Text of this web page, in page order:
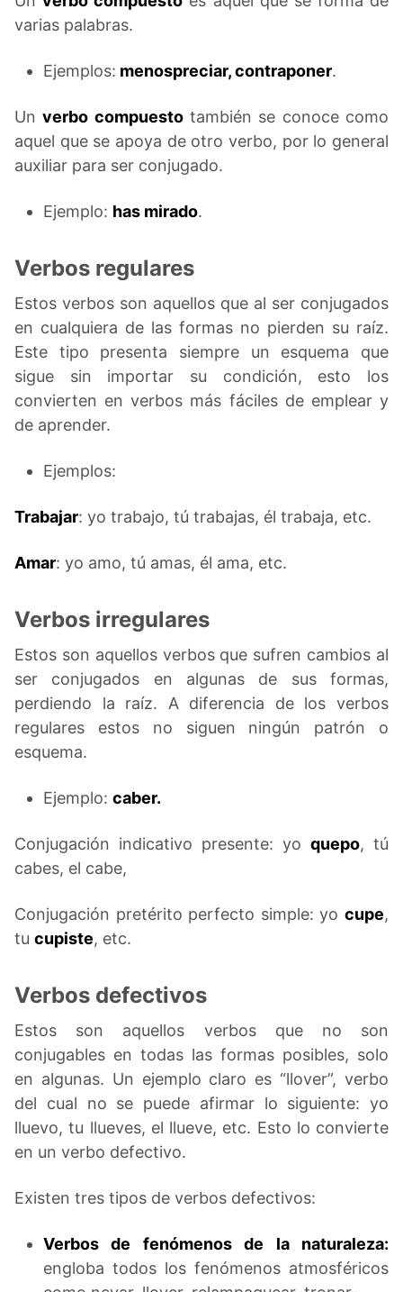
varias palabras.
Ejemplos: menospreciar, contraponer.
Unverbo compuestotambién se conoce como
aquel que se apoya de otro verbo, por lo general
auxiliar para ser conjugado.
Ejemplo: has mirado.
Verbos regulares
Estos verbos son aquellos que al ser conjugados
en cualquiera de las formas no pierden su raíz.
Este tipo presenta siempre un esquema que
sigue sin importar su condición, esto los
convierten en verbos más fáciles de emplear y
de aprender.
Ejemplos:
Trabajar: yo trabajo, tú trabajas, él trabaja, etc.
Amar: yo amo, tú amas, él ama, etc.
Verbos irregulares
Estos son aquellos verbos que sufren cambios al
ser conjugados en algunas de sus formas,
perdiendo la raíz. A diferencia de los verbos
regulares estos no siguen ningún patrón o
esquema.
Ejemplo: caber.
Conjugación indicativo presente: yo quepo, tú
cabes, el cabe,
Conjugación pretérito perfecto simple: yo cupe,
tu cupiste, etc.
Verbos defectivos
Estos son aquellos verbos que no son
conjugables en todas las formas posibles, solo
en algunas. Un ejemplo claro es “llover”, verbo
del cual no se puede afirmar lo siguiente: yo
lluevo, tu llueves, el llueve, etc. Esto lo convierte
en un verbo defectivo.
Existen tres tipos de verbos defectivos:
Verbos de fenómenos de la naturaleza:
engloba todos los fenómenos atmosféricos